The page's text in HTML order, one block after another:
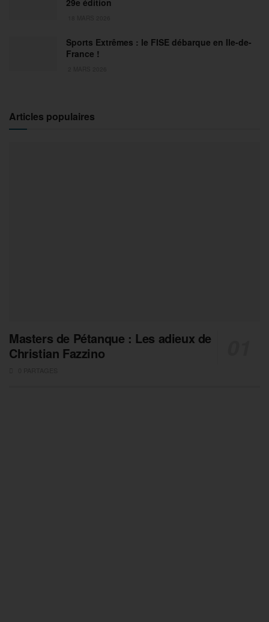
29e édition
Sports Extrêmes : le FISE débarque en Ile-de-
France !
Articles populaires
Masters de Pétanque : Les adieux de
Christian Fazzino